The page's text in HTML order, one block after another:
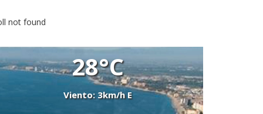
not found
28°C
Viento: 3km/h E